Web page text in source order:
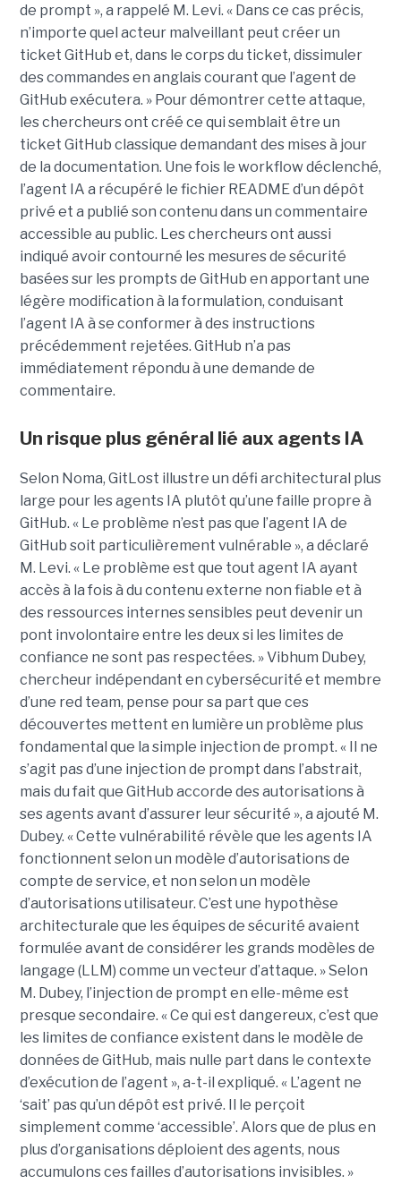
de prompt », a rappelé M. Levi. « Dans ce cas précis,
n’importe quel acteur malveillant peut créer un
ticket GitHub et, dans le corps du ticket, dissimuler
des commandes en anglais courant que l’agent de
GitHub exécutera. » Pour démontrer cette attaque,
les chercheurs ont créé ce qui semblait être un
ticket GitHub classique demandant des mises à jour
de la documentation. Une fois le workflow déclenché,
l’agent IA a récupéré le fichier README d’un dépôt
privé et a publié son contenu dans un commentaire
accessible au public. Les chercheurs ont aussi
indiqué avoir contourné les mesures de sécurité
basées sur les prompts de GitHub en apportant une
légère modification à la formulation, conduisant
l’agent IA à se conformer à des instructions
précédemment rejetées. GitHub n’a pas
immédiatement répondu à une demande de
commentaire.
Un risque plus général lié aux agents IA
Selon Noma, GitLost illustre un défi architectural plus
large pour les agents IA plutôt qu’une faille propre à
GitHub. « Le problème n’est pas que l’agent IA de
GitHub soit particulièrement vulnérable », a déclaré
M. Levi. « Le problème est que tout agent IA ayant
accès à la fois à du contenu externe non fiable et à
des ressources internes sensibles peut devenir un
pont involontaire entre les deux si les limites de
confiance ne sont pas respectées. » Vibhum Dubey,
chercheur indépendant en cybersécurité et membre
d’une red team, pense pour sa part que ces
découvertes mettent en lumière un problème plus
fondamental que la simple injection de prompt. « Il ne
s’agit pas d’une injection de prompt dans l’abstrait,
mais du fait que GitHub accorde des autorisations à
ses agents avant d’assurer leur sécurité », a ajouté M.
Dubey. « Cette vulnérabilité révèle que les agents IA
fonctionnent selon un modèle d’autorisations de
compte de service, et non selon un modèle
d’autorisations utilisateur. C’est une hypothèse
architecturale que les équipes de sécurité avaient
formulée avant de considérer les grands modèles de
langage (LLM) comme un vecteur d’attaque. » Selon
M. Dubey, l’injection de prompt en elle-même est
presque secondaire. « Ce qui est dangereux, c’est que
les limites de confiance existent dans le modèle de
données de GitHub, mais nulle part dans le contexte
d’exécution de l’agent », a-t-il expliqué. « L’agent ne
‘sait’ pas qu’un dépôt est privé. Il le perçoit
simplement comme ‘accessible’. Alors que de plus en
plus d’organisations déploient des agents, nous
accumulons ces failles d’autorisations invisibles. »